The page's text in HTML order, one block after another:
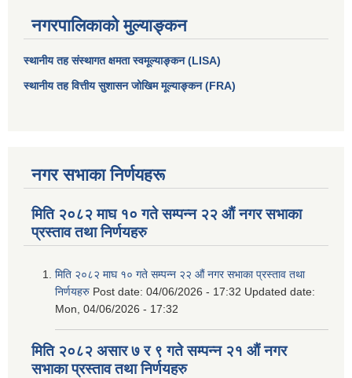
नगरपालिकाको मुल्याङ्कन
स्थानीय तह संस्थागत क्षमता स्वमूल्याङ्कन (LISA)
स्थानीय तह वित्तीय सुशासन जोखिम मूल्याङ्कन (FRA)
नगर सभाका निर्णयहरू
मिति २०८२ माघ १० गते सम्पन्न २२ औं नगर सभाका
प्रस्ताव तथा निर्णयहरु
मिति २०८२ माघ १० गते सम्पन्न २२ औं नगर सभाका प्रस्ताव तथा
निर्णयहरु Post date: 04/06/2026 - 17:32 Updated date:
Mon, 04/06/2026 - 17:32
मिति २०८२ असार ७ र ९ गते सम्पन्न २१ औं नगर
सभाका प्रस्ताव तथा निर्णयहरु